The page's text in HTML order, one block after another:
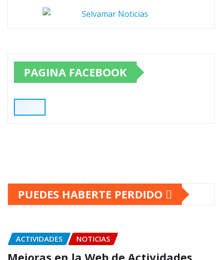
PAGINA FACEBOOK
PUEDES HABERTE PERDIDO
ACTIVIDADES NOTICIAS